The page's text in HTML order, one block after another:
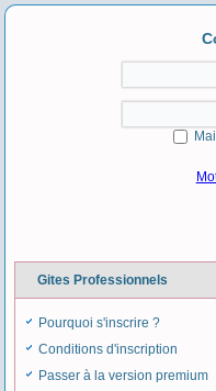
Gites Professionnels
Pourquoi s'inscrire ?
Conditions d'inscription
Passer à la version premium